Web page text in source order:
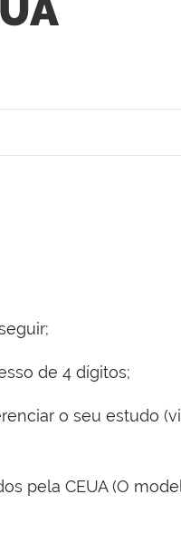
de 4 dígitos;
o seu estudo
pela CEUA (O